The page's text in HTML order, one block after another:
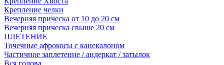
Крепление челки
Вечерняя прическа от 10 до 20 см
Вечерняя прическа свыше 20 см
ПЛЕТЕНИЕ
Точечные афрокосы с канекалоном
Частичное заплетение / андеркат / затылок
Вся голова